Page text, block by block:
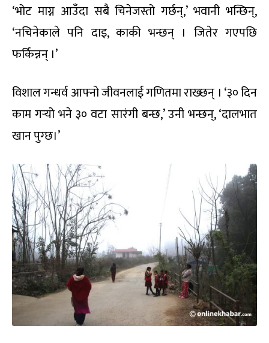
‘भोट माग्न आउँदा सबै चिनेजस्तो गर्छन्,’ भवानी भन्छिन्,
‘नचिनेकाले पनि दाइ, काकी भन्छन् । जितेर गएपछि
फर्किन्नन् ।’
विशाल गन्धर्व आफ्नो जीवनलाई गणितमा राख्छन् । ‘३० दिन
काम गर्‍यो भने ३० वटा सारंगी बन्छ,’ उनी भन्छन्, ‘दालभात
खान पुग्छ।’